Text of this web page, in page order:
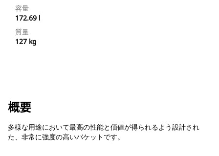
容量
172.69 l
質量
127 kg
概要
多様な用途において最高の性能と価値が得られるよう設計され
た、非常に強度の高いバケットです。